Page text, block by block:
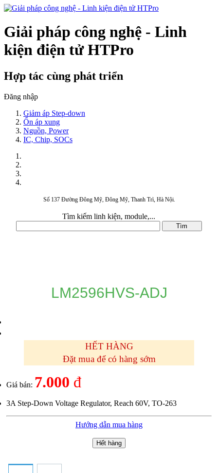
Giải pháp công nghệ - Linh
kiện điện tử HTPro
Hợp tác cùng phát triển
Đăng nhập
Giảm áp Step-down
Ổn áp xung
Nguồn, Power
IC, Chip, SOCs
Số 137 Đường Đông Mỹ, Đông Mỹ, Thanh Trì, Hà Nội.
Tìm kiếm linh kiện, module,...
LM2596HVS-ADJ
HẾT HÀNG
Đặt mua để có hàng sớm
Giá bán: 7.000 đ
3A Step-Down Voltage Regulator, Reach 60V, TO-263
Hướng dẫn mua hàng
Hết hàng